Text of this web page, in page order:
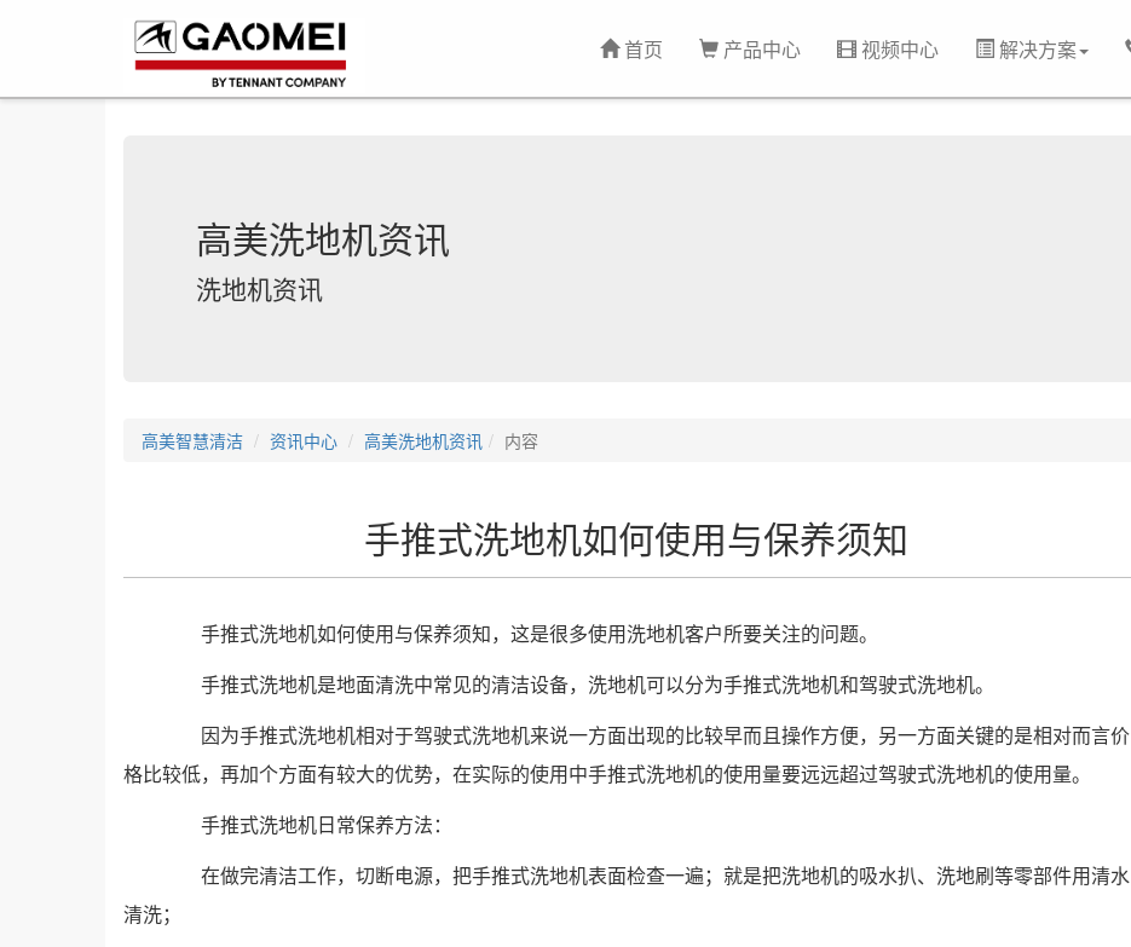
首页 产品中心 视频中心 解决方案
高美洗地机资讯
洗地机资讯
高美智慧清洁 资讯中心 高美洗地机资讯 内容
手推式洗地机如何使用与保养须知
手推式洗地机如何使用与保养须知，这是很多使用洗地机客户所要关注的问题。
手推式洗地机是地面清洗中常见的清洁设备，洗地机可以分为手推式洗地机和驾驶式洗地机。
因为手推式洗地机相对于驾驶式洗地机来说一方面出现的比较早而且操作方便，另一方面关键的是相对而言价
格比较低，再加个方面有较大的优势，在实际的使用中手推式洗地机的使用量要远远超过驾驶式洗地机的使用量。
手推式洗地机日常保养方法：
在做完清洁工作，切断电源，把手推式洗地机表面检查一遍； 就是把洗地机的吸水扒、洗地刷等零部件用清水
清洗；